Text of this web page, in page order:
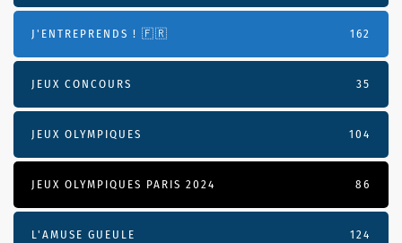
J'ENTREPRENDS ! 🇫🇷 162
JEUX CONCOURS 35
JEUX OLYMPIQUES 104
JEUX OLYMPIQUES PARIS 2024 86
L'AMUSE GUEULE 124